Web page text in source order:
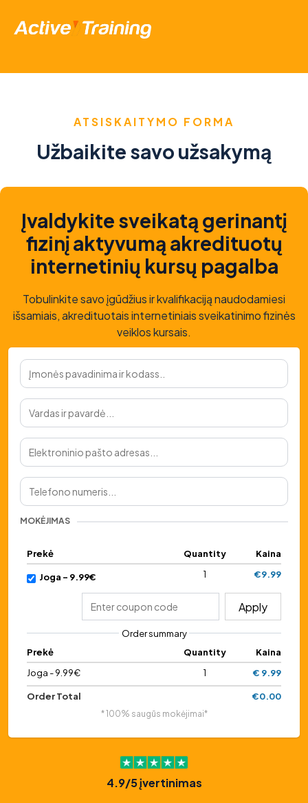
ATSISKAITYMO FORMA
Užbaikite savo užsakymą
Įvaldykite sveikatą gerinantį
fizinį aktyvumą akredituotų
internetinių kursų pagalba
Tobulinkite savo įgūdžius ir kvalifikaciją naudodamiesi
išsamiais, akredituotais internetiniais sveikatinimo fizinės
veiklos kursais.
MOKĖJIMAS
Prekė Quantity Kaina
Joga - 9.99€ 1 €9.99
Apply
Order summary
Prekė
Quantity
Kaina
Joga - 9.99€
1 € 9.99
Order Total €0.00
* 100% saugūs mokėjimai*
4.9/5 įvertinimas